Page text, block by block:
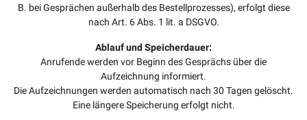
B. bei Gesprächen außerhalb des Bestellprozesses), erfolgt diese
nach Art. 6 Abs. 1 lit. a DSGVO.
Ablauf und Speicherdauer:
Anrufende werden vor Beginn des Gesprächs über die
Aufzeichnung informiert.
Die Aufzeichnungen werden automatisch nach 30 Tagen gelöscht.
Eine längere Speicherung erfolgt nicht.